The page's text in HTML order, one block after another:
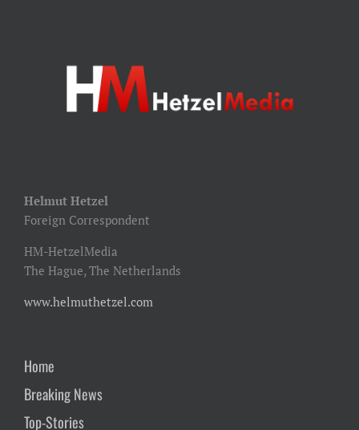
Helmut Hetzel
Foreign Correspondent
HM-HetzelMedia
The Hague, The Netherlands
www.helmuthetzel.com
Home
Breaking News
Top-Stories